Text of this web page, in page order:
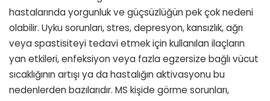
hastalarında yorgunluk ve güçsüzlüğün pek çok nedeni
olabilir. Uyku sorunları, stres, depresyon, kansızlık, ağrı
veya spastisiteyi tedavi etmek için kullanılan ilaçların
yan etkileri, enfeksiyon veya fazla egzersize bağlı vücut
sıcaklığının artışı ya da hastalığın aktivasyonu bu
nedenlerden bazılarıdır. MS kişide görme sorunları,